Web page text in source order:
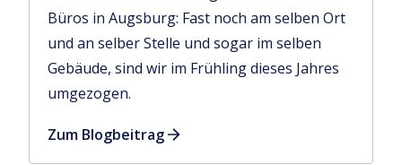
Büros in Augsburg: Fast noch am selben Ort
und an selber Stelle und sogar im selben
Gebäude, sind wir im Frühling dieses Jahres
umgezogen.
Zum Blogbeitrag